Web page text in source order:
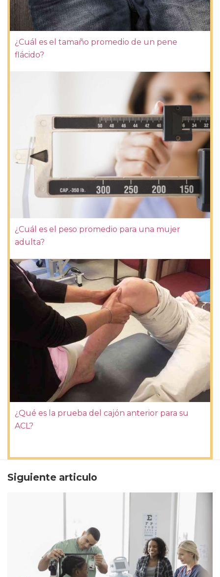
¿Cuál es el tamaño promedio de un pene
flácido?
¿Cuál es el peso promedio para una mujer
adulta?
¿Qué es la prueba del cajón anterior para su
ACL?
Siguiente articulo